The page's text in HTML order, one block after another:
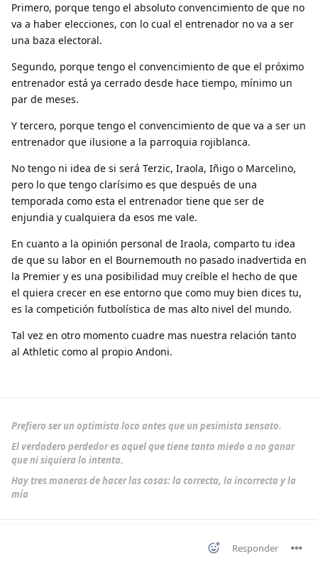
Primero, porque tengo el absoluto convencimiento de que no
va a haber elecciones, con lo cual el entrenador no va a ser
una baza electoral.
Segundo, porque tengo el convencimiento de que el próximo
entrenador está ya cerrado desde hace tiempo, mínimo un
par de meses.
Y tercero, porque tengo el convencimiento de que va a ser un
entrenador que ilusione a la parroquia rojiblanca.
No tengo ni idea de si será Terzic, Iraola, Iñigo o Marcelino,
pero lo que tengo clarísimo es que después de una
temporada como esta el entrenador tiene que ser de
enjundia y cualquiera da esos me vale.
En cuanto a la opinión personal de Iraola, comparto tu idea
de que su labor en el Bournemouth no pasado inadvertida en
la Premier y es una posibilidad muy creíble el hecho de que
el quiera crecer en ese entorno que como muy bien dices tu,
es la competición futbolística de mas alto nivel del mundo.
Tal vez en otro momento cuadre mas nuestra relación tanto
al Athletic como al propio Andoni.
Prefiero ser un optimista loco antes que un pesimista sensato.
El verdadero perdedor es aquel que tiene tanto miedo a no ganar
que ni siquiera lo intenta.
Hay tres maneras de hacer las cosas: la correcta, la incorrecta y la
mía
Responder